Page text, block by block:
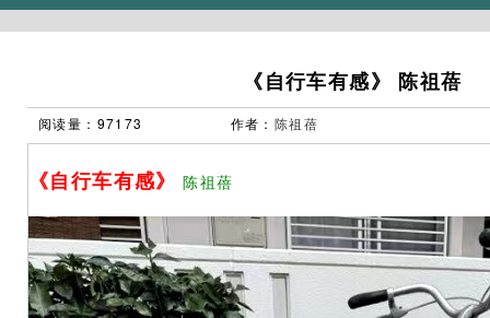
《自行车有感》 陈祖蓓
阅读量：97173 作者： 陈祖蓓
《自行车有感》 陈祖蓓